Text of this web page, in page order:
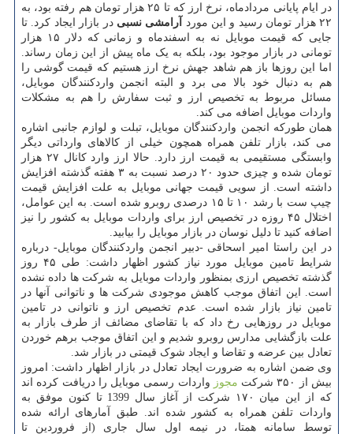
در ایام پایانی مردادماه، نرخ ارز که تا ۲۵ هزار تومان هم رفته بود، به
۲۲ هزار تومان رسید و این مورد
آرامشی نسبی در بازار ایجاد کرد. تا
جایی که قیمت موبایل نه به اسفندماه و زمانی که دلار ۱۵ هزار
تومانی در بازار موجود بود، بلکه به یک ماه پیش از این زمان رساند.
اما این روزها باز هم شاهد جهش نرخ ارز هستیم که قیمت گوشی را
هم به دنبال خود بالا می برد و البته انجمن واردکنندگان موبایل،
مسائل مربوط به تخصیص ارز و ثبت سفارش را هم به مشکلات
واردات موبایل اضافه می کند.
همان طورکه انجمن واردکنندگان موبایل، تبلت و لوازم جانبی اشاره
می کند، بازار تلفن همراه همچون خیلی از کالاهای وارداتی دیگر
وابستگی مستقیمی به قیمت ارز دارد. حالا ارز وارد کانال ۲۷ هزار
تومان شده و چیزی حدود ۲۰ درصد نسبت به ۳ هفته گذشته افزایش
داشته است. از سویی قیمت جهانی موبایل به علت افزایش قیمت
چیپ ست با رشد ۱۰ تا ۱۵ درصدی روبرو شده است. به این عوامل،
اختلال ۴۵ روزه در تخصیص ارز برای واردات موبایل به کشور را نیز
اضافه کنید تا دلیل نوسان در بازار موبایل را بیابید.
در این راستا امیر اسحاقی -دبیر انجمن واردکنندگان موبایل- درباره
شرایط تامین موبایل مورد نیاز کشور اظهار داشت: طی ۴۵ روز
گذشته تخصیص ارزی بمنظور واردات موبایل به شرکت ها داده نشده
است. این اتفاق موجب کاهش موجودی شرکت ها و ناتوانی آنها در
تامین نیاز بازار شده است. عدم تخصیص ارز و ناتوانی در تامین
موبایل در روزهایی رخ داد که با تقاضای مضائف از طرف بازار به
علت بازگشایی مدارس روبرو شدیم و این اتفاق موجب برهم خوردن
تعادل بین عرضه و تقاضا و ایجاد شوک قیمتی در بازار شد.
وی ضمن اشاره به ضرورت ایجاد تعادل در بازار اظهار داشت: امروز
بیش از ۳۵۰ شرکت
مجوز واردات رسمی موبایل را دریافت کرده اند
که از این میان ۱۷۰ شرکت از آغاز سال 1399 تا کنون موفق به
واردات تلفن همراه به کشور شده اند. طبق آمارهای ارائه شده
توسط سامانه همتا، در نیمه اول سال جاری (از فروردین تا